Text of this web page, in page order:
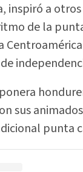
inspiró a
de la
sus
punta